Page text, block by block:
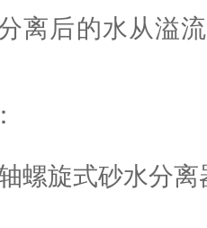
离后的水从溢